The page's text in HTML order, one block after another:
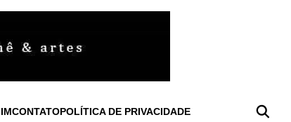
CONTATOPOLÍTICA DE PRIVACIDADE